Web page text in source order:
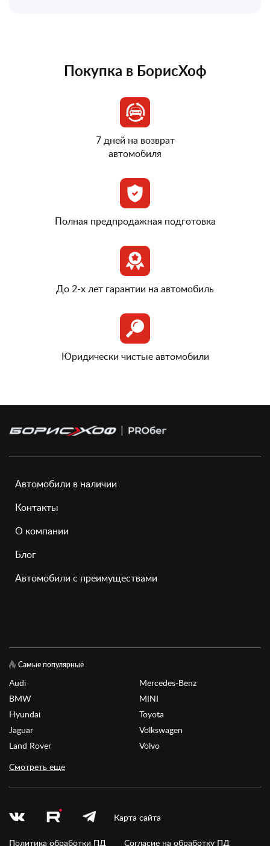
Покупка в БорисХоф
7 дней на возврат
автомобиля
Полная предпродажная подготовка
До 2-х лет гарантии на автомобиль
Юридически чистые автомобили
Автомобили в наличии
Контакты
О компании
Блог
Автомобили с преимуществами
Самые популярные
Audi
BMW
Hyundai
Jaguar
Land Rover
Mercedes-Benz
MINI
Toyota
Volkswagen
Volvo
Смотреть еще
Карта сайта
Политика обработки ПД
Согласие на обработку ПД